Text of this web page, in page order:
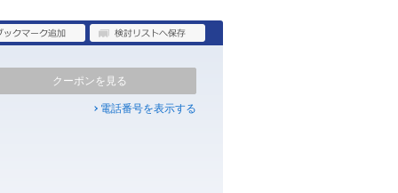
クーポンを見る
電話番号を表示する